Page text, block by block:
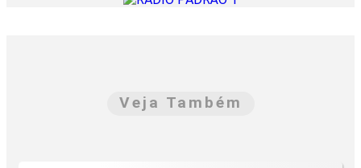
Veja Também